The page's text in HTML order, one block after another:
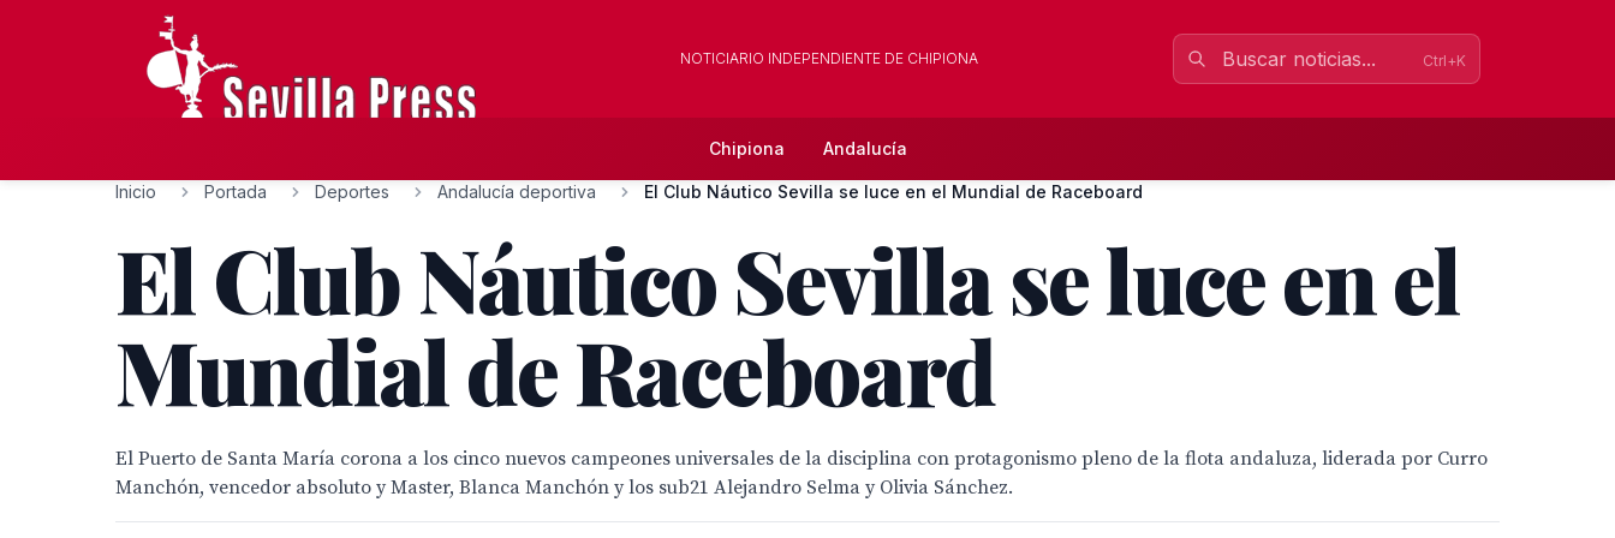
NOTICIARIO INDEPENDIENTE DE CHIPIONA Ctrl+K
Chipiona Andalucía
Inicio Portada Deportes Andalucía deportiva El Club Náutico Sevilla se luce en el Mundial de Raceboard
El Club Náutico Sevilla se luce en el
Mundial de Raceboard
El Puerto de Santa María corona a los cinco nuevos campeones universales de la disciplina con protagonismo pleno de la flota andaluza, liderada por Curro
Manchón, vencedor absoluto y Master, Blanca Manchón y los sub21 Alejandro Selma y Olivia Sánchez.